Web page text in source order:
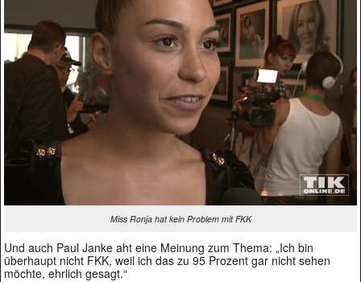
Miss Ronja hat kein Problem mit FKK
Und auch Paul Janke aht eine Meinung zum Thema: „Ich bin
überhaupt nicht FKK, weil ich das zu 95 Prozent gar nicht sehen
möchte, ehrlich gesagt.“